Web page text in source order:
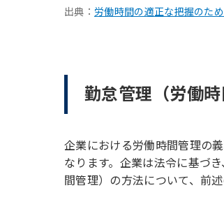
出典： 労働時間の適正な把握のた
勤怠管理（労働
企業における労働時間管理の
なります。企業は法令に基づ
間管理）の方法について、前